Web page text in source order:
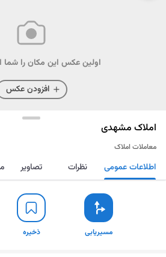
اولین عکس این مکان را شما
افزودن عکس
املاک مشهدی
معاملات املاک
مسیریابی ذخیره ارسال اطلاعات عمومی نظرات تصاویر
مسیریابی ذخیره